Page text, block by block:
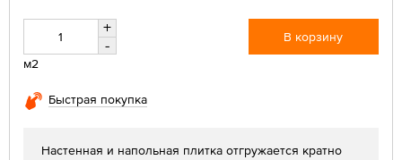
+
-
м2
В корзину
Быстрая покупка
Настенная и напольная плитка отгружается кратно